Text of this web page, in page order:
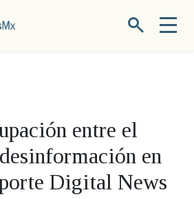
entre el
en
Digital News